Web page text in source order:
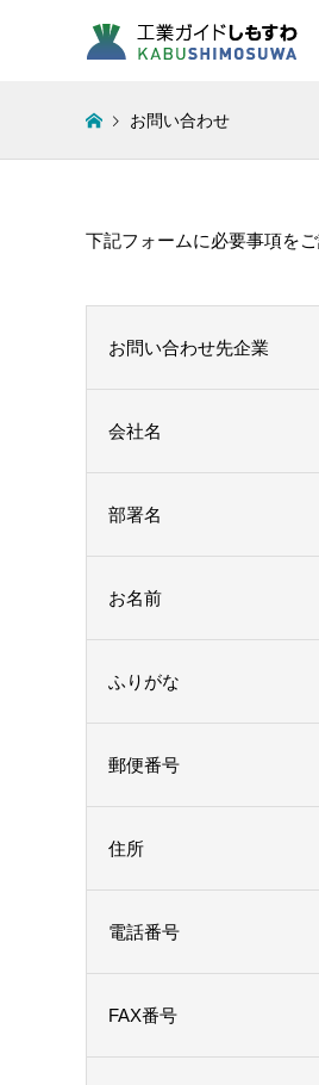
お問い合わせ
下記フォームに必要事項を
お問い合わせ先企業
会社名
部署名
お名前
ふりがな
郵便番号
住所
電話番号
FAX番号